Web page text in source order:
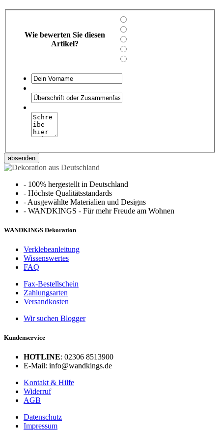
Wie bewerten Sie diesen
Artikel?
absenden
- 100% hergestellt in Deutschland
- Höchste Qualitätsstandards
- Ausgewählte Materialien und Designs
- WANDKINGS - Für mehr Freude am Wohnen
WANDKINGS Dekoration
Verklebeanleitung
Wissenswertes
FAQ
Fax-Bestellschein
Zahlungsarten
Versandkosten
Wir suchen Blogger
Kundenservice
HOTLINE: 02306 8513900
E-Mail: info@wandkings.de
Kontakt & Hilfe
Widerruf
AGB
Datenschutz
Impressum